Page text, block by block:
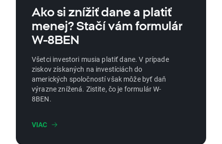
Ako si znížiť dane a platiť
menej? Stačí vám formulár
W-8BEN
Všetci investori musia platiť dane. V prípade
ziskov získaných na investíciách do
amerických spoločností však môže byť daň
výrazne znížená. Zistite, čo je formulár W-
8BEN.
VIAC